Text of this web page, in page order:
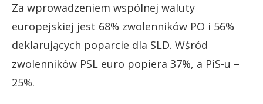
Za wprowadzeniem wspólnej waluty
europejskiej jest 68% zwolenników PO i 56%
deklarujących poparcie dla SLD. Wśród
zwolenników PSL euro popiera 37%, a PiS-u –
25%.